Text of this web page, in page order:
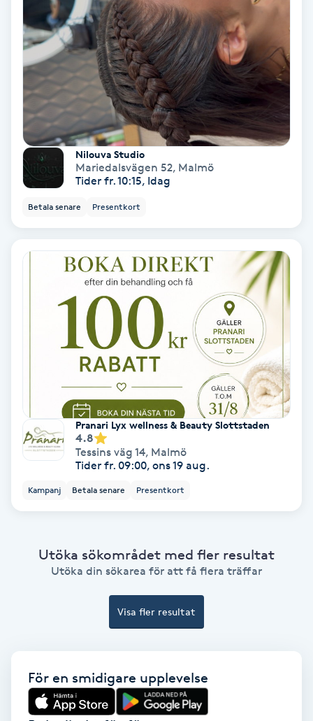
Ansiktsbehandling djuprengörande
Babylights
Balayage
Bambumassage
Barber
Barnklippning
Bottenfärg
Brynfärgning
Brynplockning
Celluliter
Cryoterapi
Nilouva Studio
Mariedalsvägen 52, Malmö
Tider fr. 10:15, Idag
Betala senare Presentkort
Pranari Lyx wellness & Beauty Slottstaden
4.8
Tessins väg 14, Malmö
Tider fr. 09:00, ons 19 aug.
Kampanj Betala senare Presentkort
Utöka sökområdet med fler resultat
Utöka din sökarea för att få flera träffar
Visa fler resultat
För en smidigare upplevelse